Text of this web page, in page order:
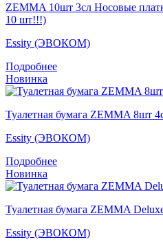
ZEMMA 10шт 3сл Носовые
10 шт!!!)
Essity (ЭВОКОМ)
Подробнее
Новинка
Туалетная бумага ZEMMA 8шт
Essity (ЭВОКОМ)
Подробнее
Новинка
Туалетная бумага ZEMMA
Essity (ЭВОКОМ)